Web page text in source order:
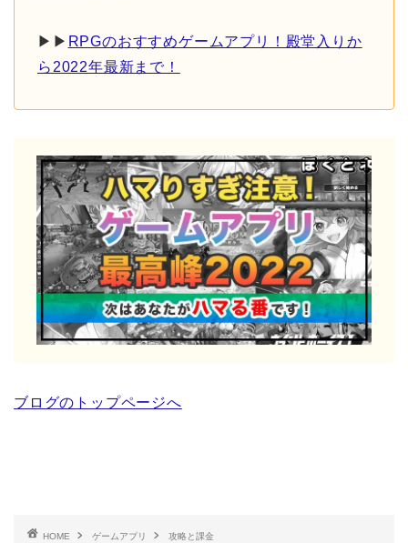
▶︎▶︎ RPGのおすすめゲームアプリ！殿堂入りか
ら2022年最新まで！
ブログのトップページへ
HOME ゲームアプリ 攻略と課金